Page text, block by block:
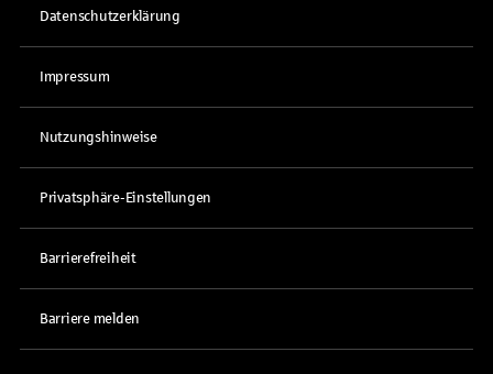
Datenschutzerklärung
Impressum
Nutzungshinweise
Privatsphäre-Einstellungen
Barrierefreiheit
Barriere melden